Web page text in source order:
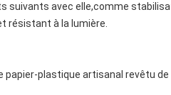
suivants avec elle,comme
résistant à la lumière.
papier-plastique artisanal revêtu